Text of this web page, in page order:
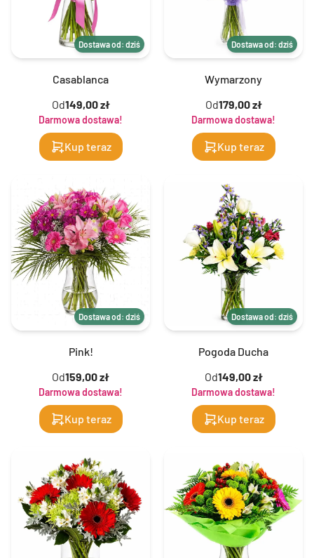
Dostawa od: dziś
Casablanca
Od149,00 zł
Darmowa dostawa!
Kup teraz
Dostawa od: dziś
Wymarzony
Od179,00 zł
Darmowa dostawa!
Kup teraz
Dostawa od: dziś
Pink!
Od159,00 zł
Darmowa dostawa!
Kup teraz
Dostawa od: dziś
Pogoda Ducha
Od149,00 zł
Darmowa dostawa!
Kup teraz